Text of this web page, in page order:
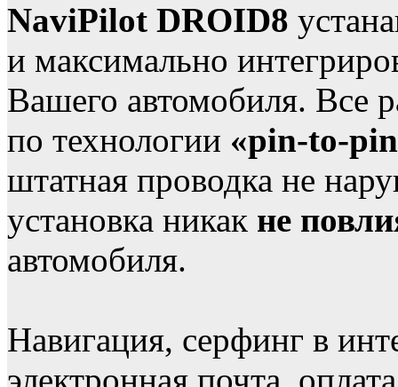
NaviPilot DROID8
и максимально
Вашего автомобиля. Все
по технологии «pin-to-
штатная проводка не
установка никак не
автомобиля.
Навигация, серфинг в